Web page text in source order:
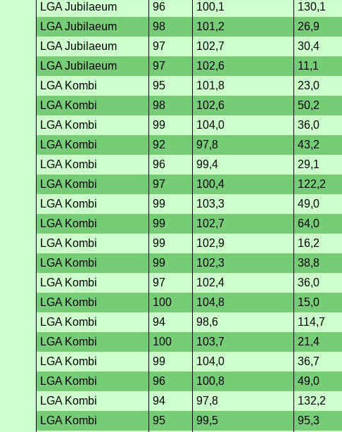
LGA Jubilaeum
96 100,1 130,1
LGA Jubilaeum
98 101,2 26,9
LGA Jubilaeum
97 102,7 30,4
LGA Jubilaeum
97 102,6 11,1
LGA Kombi
95 101,8 23,0
LGA Kombi
98 102,6 50,2
LGA Kombi
99 104,0 36,0
LGA Kombi
92 97,8 43,2
LGA Kombi
96 99,4 29,1
LGA Kombi
97 100,4 122,2
LGA Kombi
99 103,3 49,0
LGA Kombi
99 102,7 64,0
LGA Kombi
99 102,9 16,2
LGA Kombi
99 102,3 38,8
LGA Kombi
97 102,4 36,0
LGA Kombi
100 104,8 15,0
LGA Kombi
94 98,6 114,7
LGA Kombi
100 103,7 21,4
LGA Kombi
99 104,0 36,7
LGA Kombi
96 100,8 49,0
LGA Kombi
94 97,8 132,2
LGA Kombi
95 99,5 95,3